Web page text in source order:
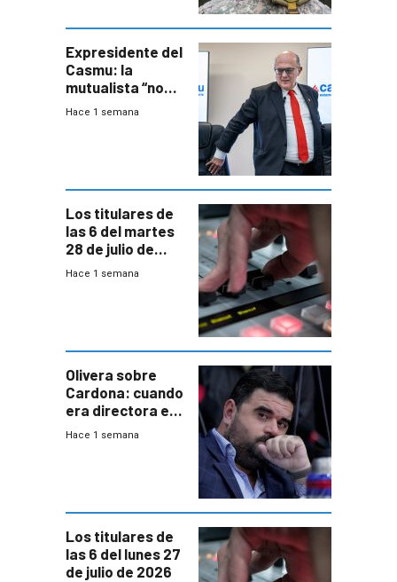
seguridad
Expresidente del
Casmu: la
mutualista “no
está para pagar”
Hace 1 semana
Los titulares de
las 6 del martes
28 de julio de
2026
Hace 1 semana
Olivera sobre
Cardona: cuando
era directora en
UTE “no era muy
Hace 1 semana
Los titulares de
las 6 del lunes 27
de julio de 2026